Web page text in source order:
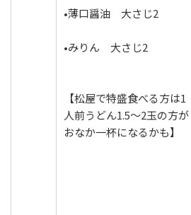
•薄口醤油 大さじ2
•みりん 大さじ2
【松屋で特盛食べる方は1
人前うどん1.5～2玉の方が
おなか一杯になるかも】